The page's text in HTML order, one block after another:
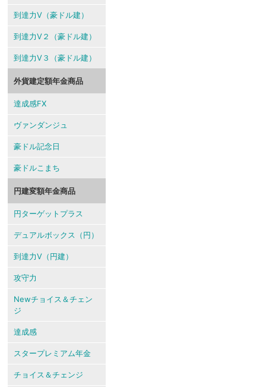
到達力V（豪ドル建）
到達力V２（豪ドル建）
到達力V３（豪ドル建）
外貨建定額年金商品
達成感FX
ヴァンダンジュ
豪ドル記念日
豪ドルこまち
円建変額年金商品
円ターゲットプラス
デュアルボックス（円）
到達力V（円建）
攻守力
Newチョイス＆チェン
ジ
達成感
スタープレミアム年金
チョイス＆チェンジ